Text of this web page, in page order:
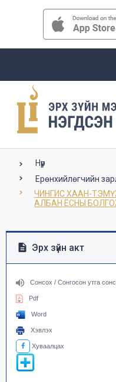
Нүүр
Ерөнхийлөгчийн
ЧИНГИС ХААН-
АЛБАН ЁСНЫ
Эрх зүйн акт
Сонсох / Сонгосон утга
Pdf
Word
Хэвлэх
Хуваалцах